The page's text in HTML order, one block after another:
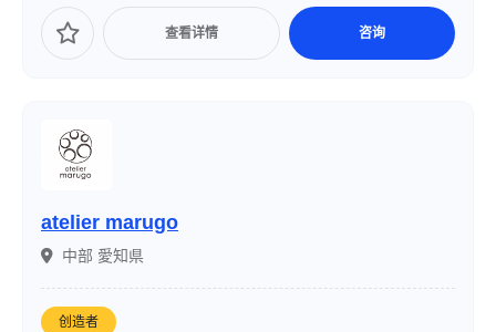
写体の魅力を引き出すことを得意としています。
查看详情 咨询
atelier marugo
中部 愛知県
创造者